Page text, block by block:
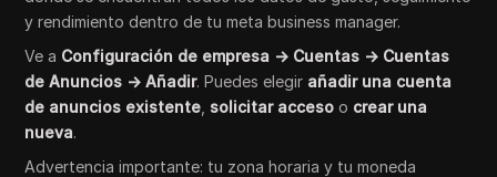
y rendimiento dentro de tu meta business manager.
Ve a Configuración de empresa → Cuentas → Cuentas
de Anuncios → Añadir. Puedes elegir añadir una cuenta
de anuncios existente solicitar acceso o crear una
nueva.
Advertencia importante: tu zona horaria y tu moneda